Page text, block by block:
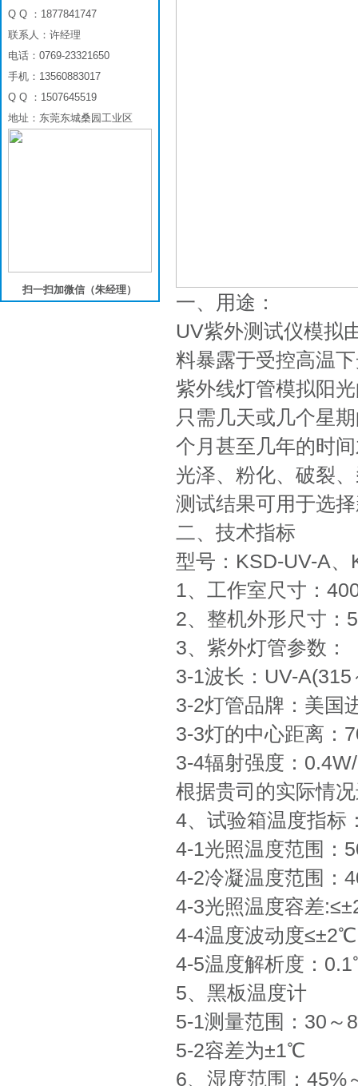
一、用途：
UV紫外测试仪模拟
料暴露于受控高温
紫外线灯管模拟阳
只需几天或几个星
个月甚至几年的时
光泽、粉化、破裂
测试结果可用于选
二、技术指标
型号：KSD-UV-A、
1、工作室尺寸：
2、整机外形尺寸：
3、紫外灯管参数：
3-1波长：UV-
3-2灯管品牌：美国
3-3灯的中心距离：
3-4辐射强度：
根据贵司的实际情
4、试验箱温度指标
4-1光照温度范围
4-2冷凝温度范围
4-3光照温度容差
4-4温度波动度≤±2℃
4-5温度解析度：
5、黑板温度计
5-1测量范围：30～
5-2容差为±1℃
6、湿度范围：45%
Q Q ：1877841747
联系人：许经理
电话：0769-23321650
手机：13560883017
Q Q ：1507645519
地址：东莞东城桑园工业区
扫一扫加微信（朱经理）